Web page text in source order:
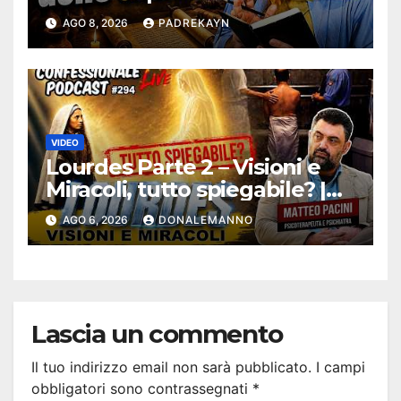
Bibbia
AGO 8, 2026 PADREKAYN
VIDEO
Lourdes Parte 2 – Visioni e
Miracoli, tutto spiegabile? |
Debunking |
#ConfessionalePodcast 294
AGO 6, 2026 DONALEMANNO
Lascia un commento
Il tuo indirizzo email non sarà pubblicato. I campi
obbligatori sono contrassegnati *